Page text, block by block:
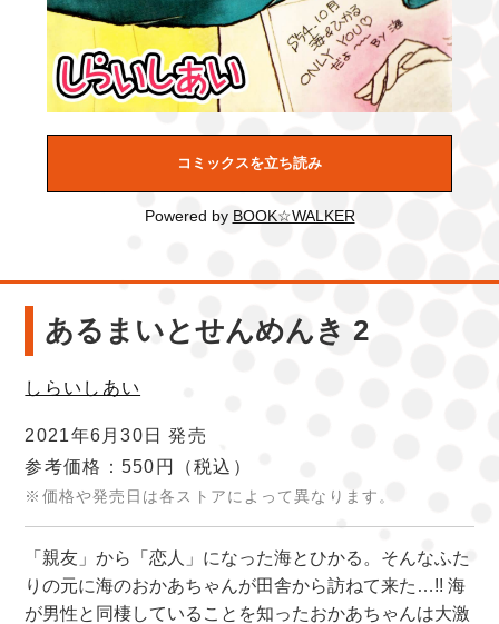
コミックスを立ち読み
Powered by BOOK☆WALKER
あるまいとせんめんき 2
しらいしあい
2021年6月30日 発売
参考価格：550円
（税込）
※価格や発売日は各ストアによって異なります。
「親友」から「恋人」になった海とひかる。そんなふた
りの元に海のおかあちゃんが田舎から訪ねて来た…!! 海
が男性と同棲していることを知ったおかあちゃんは大激